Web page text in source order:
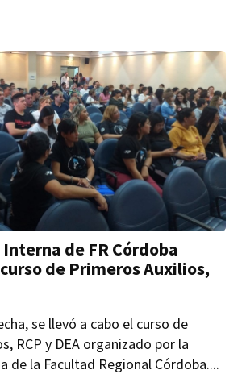
de FR Córdoba
de Primeros Auxilios,
se llevó a cabo el curso de
RCP y DEA organizado por la
de la Facultad Regional Córdoba....